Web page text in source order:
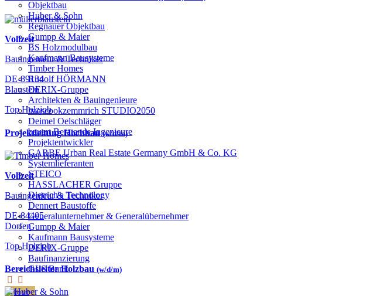
Objektbau
Huber & Sohn
Regnauer Objektbau
Gumpp & Maier
BS Holzmodulbau
Kaufmann Bausysteme
Timber Homes
Rudolf HÖRMANN
DERIX-Gruppe
Architekten & Bauingenieure
haascookzemmrich STUDIO2050
Deimel Oelschläger
bauart Beratende Ingenieure
Projektentwickler
GARBE Urban Real Estate Germany GmbH & Co. KG
Systemlieferanten
STEICO
HASSLACHER Gruppe
Dietrich's Technology
Dennert Baustoffe
Generalunternehmer & Generalübernehmer
Gumpp & Maier
Kaufmann Bausysteme
DERIX-Gruppe
Baufinanzierung
GLS Bank
Häuser
Vollzeit
Bauingenieur & Techniker
DE-89134
Blaustein
Top Holzjob
Projektleitung Hochbau(w/d/m)
Vollzeit
Bauingenieur & Techniker
DE-84405
Dorfen
Top Holzjob
Bereichsleiter Holzbau (w/d/m)